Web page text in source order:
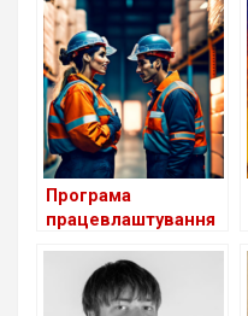
Програма
працевлаштування
Німеччині поки
неефективна